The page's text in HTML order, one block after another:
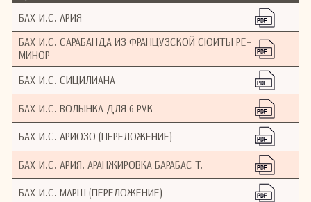
БАХ И.С. АРИЯ
БАХ И.С. САРАБАНДА ИЗ ФРАНЦУЗСКОЙ СЮИТЫ РЕ-
МИНОР
БАХ И.С. СИЦИЛИАНА
БАХ И.С. ВОЛЫНКА ДЛЯ 6 РУК
БАХ И.С. АРИОЗО (ПЕРЕЛОЖЕНИЕ)
БАХ И.С. АРИЯ. АРАНЖИРОВКА БАРАБАС Т.
БАХ И.С. МАРШ (ПЕРЕЛОЖЕНИЕ)